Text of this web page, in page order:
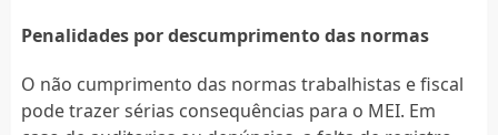
Penalidades por descumprimento das normas
O não cumprimento das normas trabalhistas e fiscal
pode trazer sérias consequências para o MEI. Em